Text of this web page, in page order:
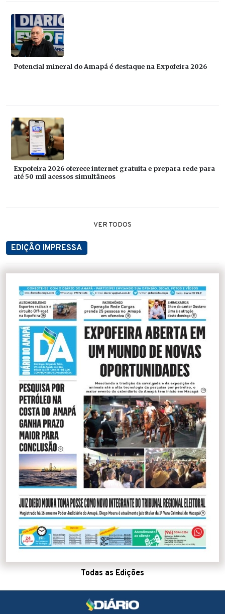
Potencial mineral do Amapá é destaque na Expofeira 2026
Expofeira 2026 oferece internet gratuita e prepara rede para
até 50 mil acessos simultâneos
VER TODOS
EDIÇÃO IMPRESSA
Todas as Edições